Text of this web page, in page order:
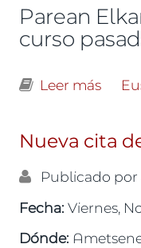
Parean
curso
Leer más
Nueva cita
Publicado por
Fecha:Viernes,
Dónde: